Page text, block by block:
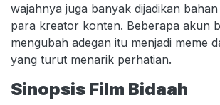
wajahnya juga banyak dijadikan
para kreator konten. Beberapa akun
mengubah adegan itu menjadi meme
yang turut menarik perhatian.
Sinopsis Film Bidaah